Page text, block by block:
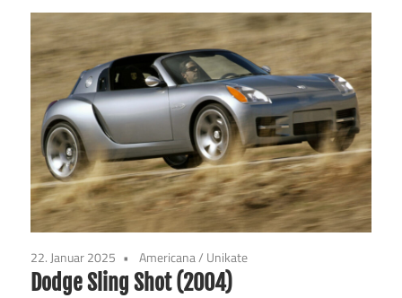
22. Januar 2025 Americana/ Unikate
Dodge Sling Shot (2004)